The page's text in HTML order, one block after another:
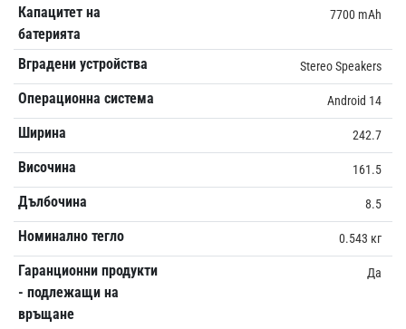
Капацитет на
батерията
7700 mAh
Вградени устройства Stereo Speakers
Операционна система Android 14
Ширина 242.7
Височина 161.5
Дълбочина 8.5
Номинално тегло 0.543 кг
Гаранционни продукти
- подлежащи на
връщане
Да